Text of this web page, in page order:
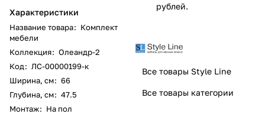
Характеристики
Название товара: Комплект
мебели
Коллекция: Олеандр-2
Код: ЛС-00000199-к
Ширина, см: 66
Глубина, см: 47.5
Монтаж: На пол
рублей.
Все товары Style Line
Все товары категории